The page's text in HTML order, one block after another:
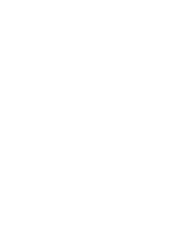
En dicho encuentro,
compromiso del
vecinos «que no
problema que, a su